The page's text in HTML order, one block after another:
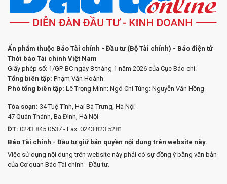
Ấn phẩm thuộc Báo Tài chính - Đầu tư (Bộ Tài chính) - Báo điện tử
Thời báo Tài chính Việt Nam
Giấy phép số: 1/GP-BC ngày 8 tháng 1 năm 2026 của Cục Báo chí.
Tổng biên tập: Phạm Văn Hoành
Phó tổng biên tập: Lê Trọng Minh; Ngô Chí Tùng; Nguyễn Văn Hồng
Tòa soạn: 34 Tuệ Tĩnh, Hai Bà Trưng, Hà Nội
47 Quán Thánh, Ba Đình, Hà Nội
ĐT: 0243.845.0537 - Fax: 0243.823.5281
Báo Tài chính - Đầu tư giữ bản quyền nội dung trên website này.
Việc sử dụng nội dung trên website này phải có sự đồng ý bằng văn bản
của Cơ quan Báo Tài chính - Đầu tư.